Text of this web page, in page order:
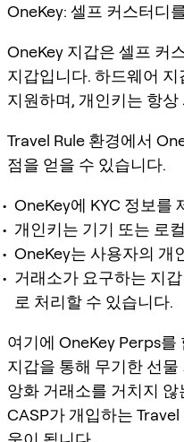
OneKey: 셀프 커스터디
OneKey 지갑은 셀프 커
지갑입니다. 하드웨어
지원하며, 개인키는 항
Travel Rule 환경에서
점을 얻을 수 있습니다.
OneKey에 KYC 정보를
개인키는 기기 또는 로
OneKey는 사용자의 개
거래소가 요구하는 지
로 처리할 수 있습니다.
여기에 OneKey Perps를
지갑을 통해 무기한 선
앙화 거래소를 거치지
CASP가 개입하는